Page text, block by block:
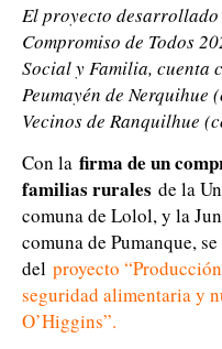
El proyecto
Compromiso de Todos
Social y Familia, cuenta
Peumayén de
Vecinos de Ranquilhue
Con la firma de un
familias rurales de la
comuna de Lolol, y la
comuna de Pumanque,
del proyecto
seguridad alimentaria y
O’Higgins”.